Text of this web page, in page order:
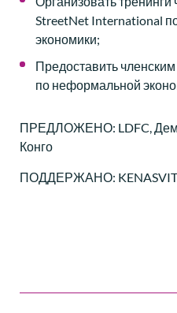
StreetNet International
экономики;
Предоставить
по неформальной
ПРЕДЛОЖЕНО: LDFC,
Конго
ПОДДЕРЖАНО: